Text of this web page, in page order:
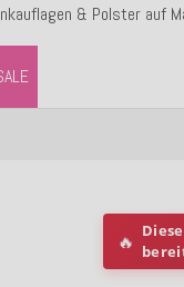
& Polster auf
🔥